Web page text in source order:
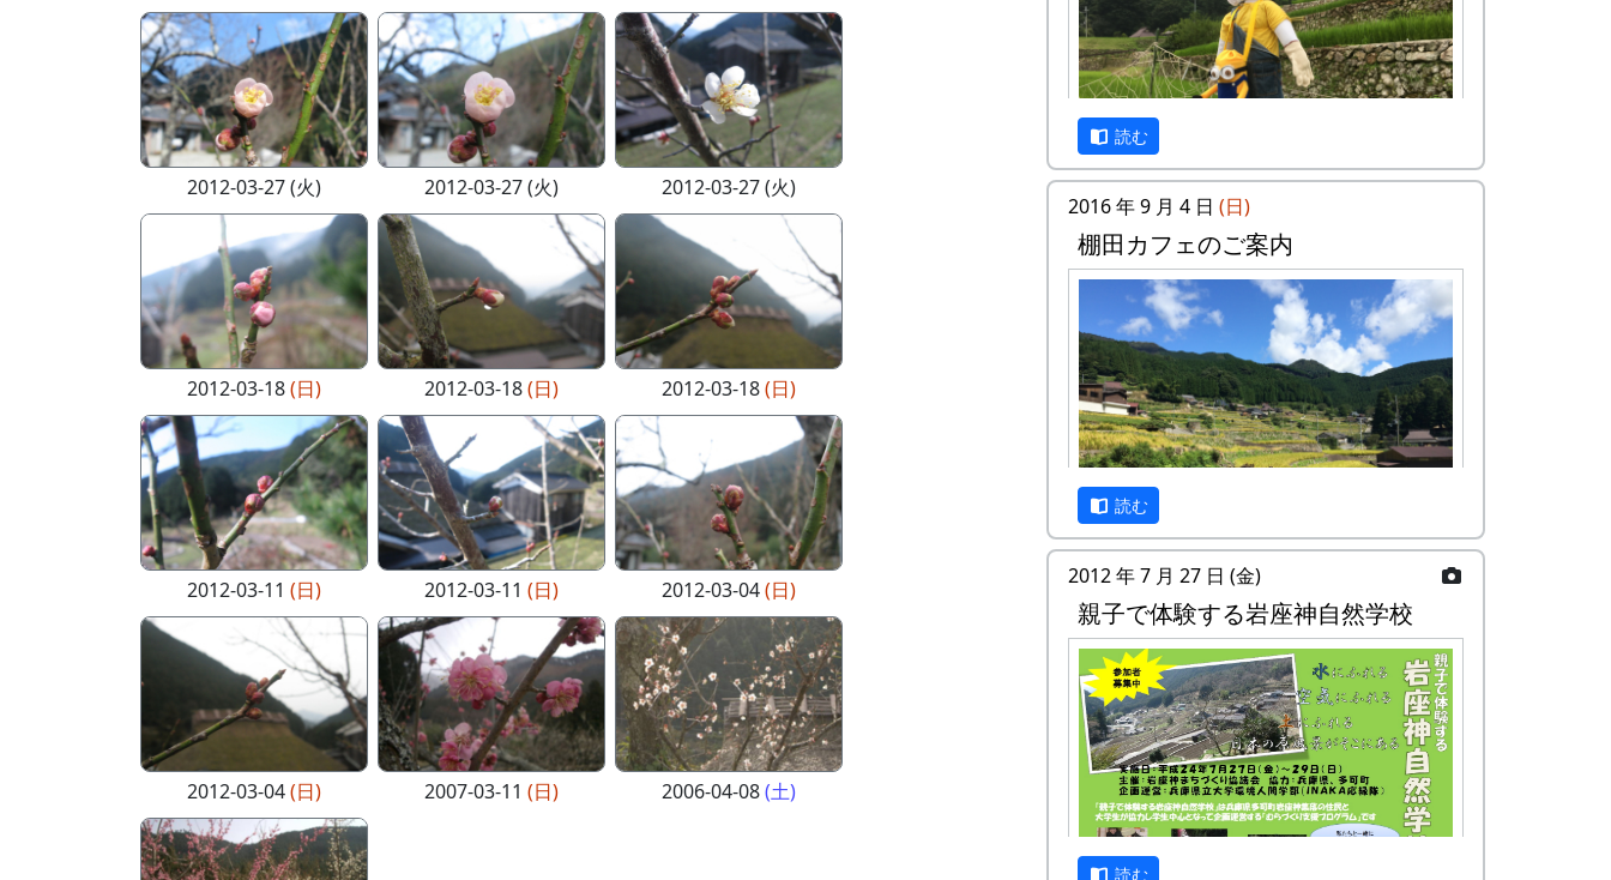
2012-03-27 (火) 2012-03-27 (火) 2012-03-27 (火)
2012-03-18(日) 2012-03-18(日) 2012-03-18(日)
2012-03-11 (日) 2012-03-11 (日) 2012-03-04(日)
2012-03-04(日) 2007-03-11 (日) 2006-04-08(土)
案山子に守られた棚田も、今では、黄金色
に色づいています。どんな景色になってい
るかは、来て、見てのお楽しみ。秋風の中
で「日本の棚田百選」の集落内を散策して
みてください。蕎麦の花のつぼみもふくら
んでいるかも、ですよ。
日時 : 2017 (平成29) 年 9 月 3 日 (日)
11:00 ～ 14:00
メニュー : 岩座神特産の「石垣茶」、
梅ジュース、リンゴジュースなどの飲
料と、棚田米コシヒカリのおにぎりを
準備しています。
お買い物 : 地域特産品コーナー
主催 : 岩座神地域協議会
問い合せ : 会長 XXXX 999-9999-9999
読む
2016 年 9 月 4 日 (日)
棚田カフェのご案内
秋風の中で「日本の棚田百選」の集落内を
散策し、黄金に色づいた石積棚田の風景を
楽しんでください。
集落内の散策起点にテラスをもうけて、
「カフェ」を営業します。
日時 : 2016 (平成28) 年 9 月 4 日 (日)
11:00 ～ 14:00
メニュー : 岩座神特産の「石垣茶」、
梅ジュース、リンゴジュースなどの飲
読む
2012 年 7 月 27 日 (金)
親子で体験する岩座神自然学校
読む